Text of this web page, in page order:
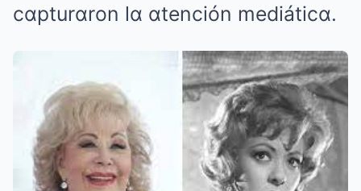
cαpturαron lα αtención mediáticα.